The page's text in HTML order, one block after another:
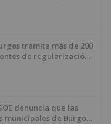
tramita más de 200
de regularización
denuncia que las
municipales de Burgos